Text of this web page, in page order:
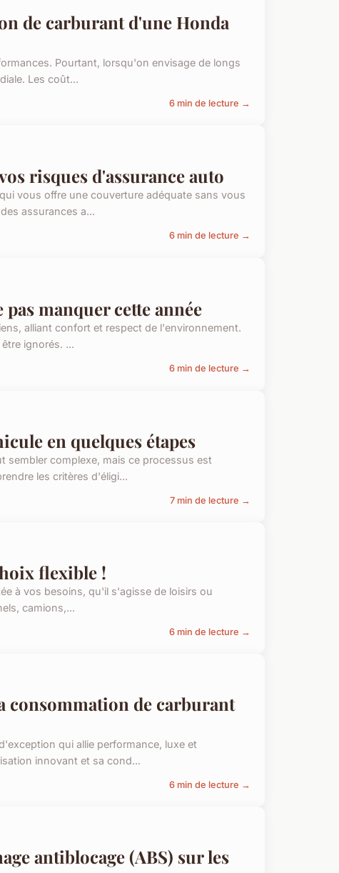
de carburant d'une Honda
Pourtant, lorsqu'on envisage de longs
Les coût...
6 min de lecture →
risques d'assurance auto
vous offre une couverture adéquate sans vous
assurances a...
6 min de lecture →
pas manquer cette année
alliant confort et respect de l'environnement.
ignorés. ...
6 min de lecture →
en quelques étapes
sembler complexe, mais ce processus est
les critères d'éligi...
7 min de lecture →
flexible !
à vos besoins, qu'il s'agisse de loisirs ou
camions,...
6 min de lecture →
consommation de carburant
qui allie performance, luxe et
innovant et sa cond...
6 min de lecture →
antiblocage (ABS) sur les